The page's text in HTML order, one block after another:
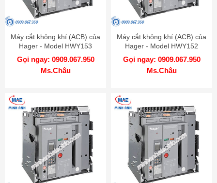
Máy cắt không khí (ACB) của
Hager - Model HWY153
Gọi ngay: 0909.067.950
Ms.Châu
Máy cắt không khí (ACB) của
Hager - Model HWY152
Gọi ngay: 0909.067.950
Ms.Châu